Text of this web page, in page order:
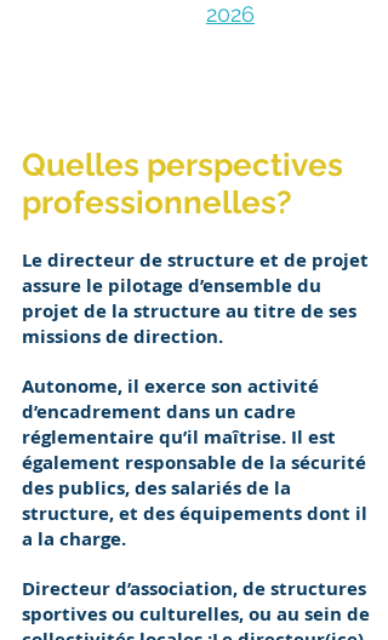
2026
Quelles perspectives
professionnelles?
Le directeur de structure et de projet
assure le pilotage d’ensemble du
projet de la structure au titre de ses
missions de direction.
Autonome, il exerce son activité
d’encadrement dans un cadre
réglementaire qu’il maîtrise. Il est
également responsable de la sécurité
des publics, des salariés de la
structure, et des équipements dont il
a la charge.​
Directeur d’association, de structures
sportives ou culturelles, ou au sein de